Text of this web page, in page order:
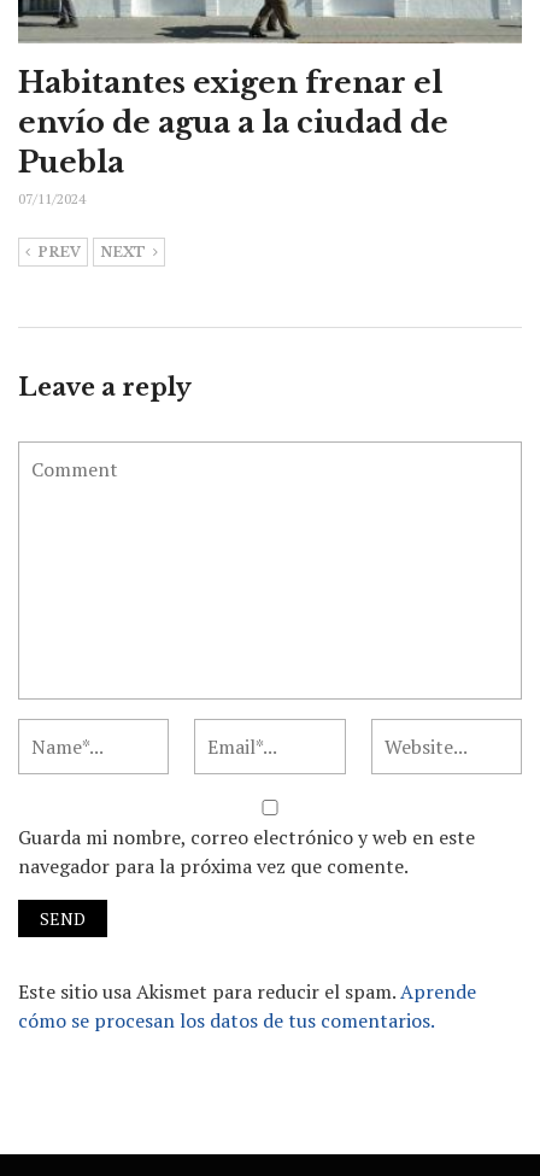
Habitantes exigen frenar el
envío de agua a la ciudad de
Puebla
07/11/2024
PREV NEXT
Leave a reply
Guarda mi nombre, correo electrónico y web en este
navegador para la próxima vez que comente.
Este sitio usa Akismet para reducir el spam.Aprende
cómo se procesan los datos de tus comentarios.